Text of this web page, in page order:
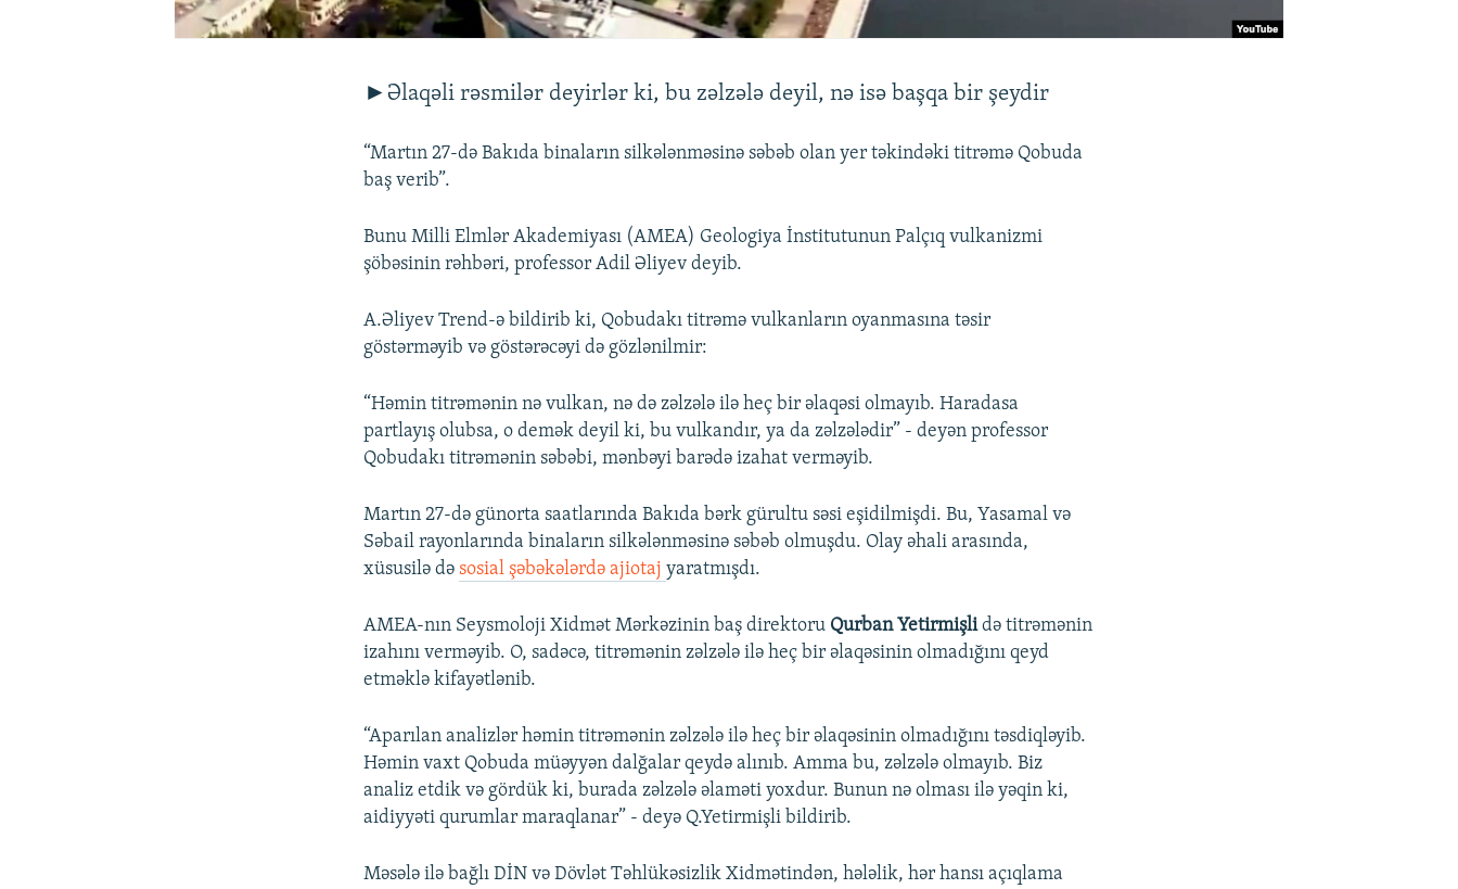
►Əlaqəli rəsmilər deyirlər ki, bu zəlzələ deyil, nə isə başqa bir şeydir
“Martın 27-də Bakıda binaların silkələnməsinə səbəb olan yer təkindəki titrəmə Qobuda
baş verib”.
Bunu Milli Elmlər Akademiyası (AMEA) Geologiya İnstitutunun Palçıq vulkanizmi
şöbəsinin rəhbəri, professor Adil Əliyev deyib.
A.Əliyev Trend-ə bildirib ki, Qobudakı titrəmə vulkanların oyanmasına təsir
göstərməyib və göstərəcəyi də gözlənilmir:
“Həmin titrəmənin nə vulkan, nə də zəlzələ ilə heç bir əlaqəsi olmayıb. Haradasa
partlayış olubsa, o demək deyil ki, bu vulkandır, ya da zəlzələdir” - deyən professor
Qobudakı titrəmənin səbəbi, mənbəyi barədə izahat verməyib.
Martın 27-də günorta saatlarında Bakıda bərk gürultu səsi eşidilmişdi. Bu, Yasamal və
Səbail rayonlarında binaların silkələnməsinə səbəb olmuşdu. Olay əhali arasında,
xüsusilə də sosial şəbəkələrdə ajiotajyaratmışdı.
AMEA-nın Seysmoloji Xidmət Mərkəzinin baş direktoru Qurban Yetirmişlidə titrəmənin
izahını verməyib. O, sadəcə, titrəmənin zəlzələ ilə heç bir əlaqəsinin olmadığını qeyd
etməklə kifayətlənib.
“Aparılan analizlər həmin titrəmənin zəlzələ ilə heç bir əlaqəsinin olmadığını təsdiqləyib.
Həmin vaxt Qobuda müəyyən dalğalar qeydə alınıb. Amma bu, zəlzələ olmayıb. Biz
analiz etdik və gördük ki, burada zəlzələ əlaməti yoxdur. Bunun nə olması ilə yəqin ki,
aidiyyəti qurumlar maraqlanar” - deyə Q.Yetirmişli bildirib.
Məsələ ilə bağlı DİN və Dövlət Təhlükəsizlik Xidmətindən, hələlik, hər hansı açıqlama